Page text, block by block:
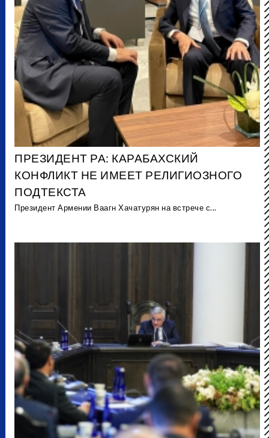
ПРЕЗИДЕНТ РА: КАРАБАХСКИЙ
КОНФЛИКТ НЕ ИМЕЕТ РЕЛИГИОЗНОГО
ПОДТЕКСТА
Президент Армении Ваагн Хачатурян на встрече с...